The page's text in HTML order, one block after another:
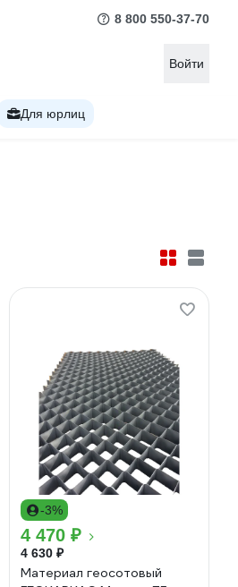
8 800 550-37-70
Войти
Для юрлиц
-3%
4 470 ₽
4 630 ₽
Материал геосотовый